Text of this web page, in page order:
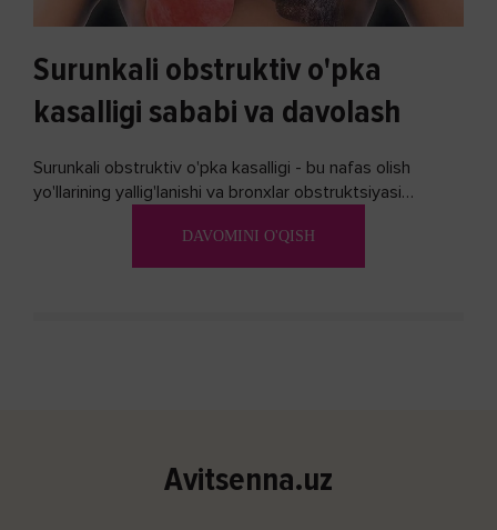
Surunkali obstruktiv o'pka
kasalligi sababi va davolash
Surunkali obstruktiv o'pka kasalligi - bu nafas olish
yo'llarining yallig'lanishi va bronxlar obstruktsiyasi
DAVOMINI O'QISH
Avitsenna.uz